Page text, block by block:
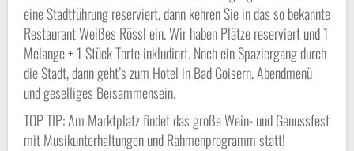
eine Stadtführung reserviert, dann kehren Sie in das so bekannte
Restaurant Weißes Rössl ein. Wir haben Plätze reserviert und 1
Melange + 1 Stück Torte inkludiert. Noch ein Spaziergang durch
die Stadt, dann geht’s zum Hotel in Bad Goisern. Abendmenü
und geselliges Beisammensein.
TOP TIP: Am Marktplatz findet das große Wein- und Genussfest
mit Musikunterhaltungen und Rahmenprogramm statt!